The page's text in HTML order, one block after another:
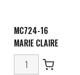
MC724-16
MARIE CLAIRE